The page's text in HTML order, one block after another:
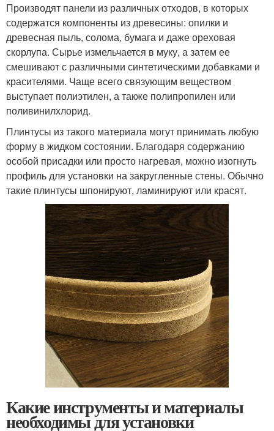
Производят панели из различных отходов, в которых
содержатся компоненты из древесины: опилки и
древесная пыль, солома, бумага и даже ореховая
скорлупа. Сырье измельчается в муку, а затем ее
смешивают с различными синтетическими добавками и
красителями. Чаще всего связующим веществом
выступает полиэтилен, а также полипропилен или
поливинилхлорид.
Плинтусы из такого материала могут принимать любую
форму в жидком состоянии. Благодаря содержанию
особой присадки или просто нагревая, можно изогнуть
профиль для установки на закругленные стены. Обычно
такие плинтусы шпонируют, ламинируют или красят.
Какие инструменты и материалы
необходимы для установки